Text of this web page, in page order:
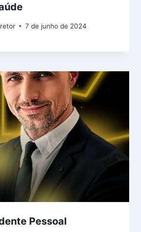
7 de junho de 2024
Pessoal